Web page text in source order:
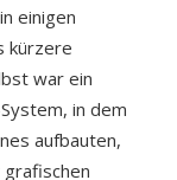
einigen
kürzere
war ein
in dem
aufbauten,